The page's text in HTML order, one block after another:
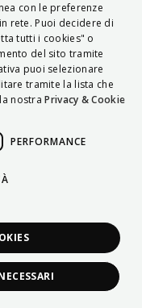
FRENCH
HUNGARIAN
DEUTSCH
POLSKI
PORTUGUÊS
con le preferenze
rete. Puoi decidere di
tutti i cookies" o
del sito tramite
puoi selezionare
tramite la lista che
nostra Privacy & Cookie
PERFORMANCE